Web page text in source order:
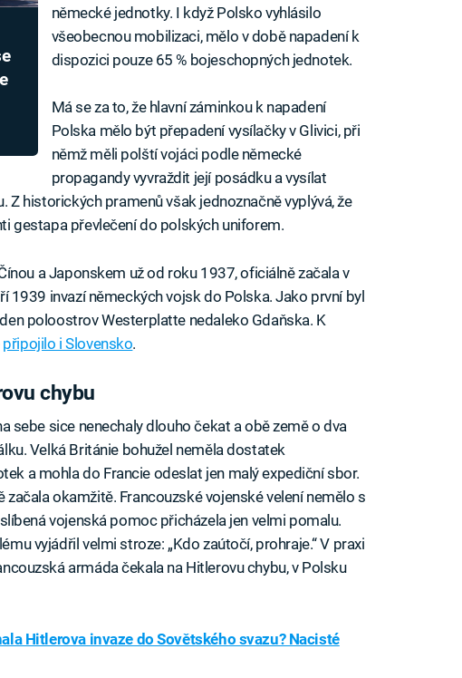
německé jednotky. I když Polsko vyhlásilo
všeobecnou mobilizaci, mělo v době napadení k
dispozici pouze 65 % bojeschopných jednotek.
Má se za to, že hlavní záminkou k napadení
Polska mělo být přepadení vysílačky v Glivici, při
němž měli polští vojáci podle německé
propagandy vyvraždit její posádku a vysílat
Z historických pramenů však jednoznačně vyplývá, že
gestapa převlečení do polských uniforem.
a Japonskem už od roku 1937, oficiálně začala v
1939 invazí německých vojsk do Polska. Jako první byl
poloostrov Westerplatte nedaleko Gdaňska. K
připojilo i Slovensko.
chybu
sebe sice nenechaly dlouho čekat a obě země o dva
Velká Británie bohužel neměla dostatek
a mohla do Francie odeslat jen malý expediční sbor.
začala okamžitě. Francouzské vojenské velení nemělo s
vojenská pomoc přicházela jen velmi pomalu.
vyjádřil velmi stroze: „Kdo zaútočí, prohraje.“ V praxi
armáda čekala na Hitlerovu chybu, v Polsku
Hitlerova invaze do Sovětského svazu? Nacisté